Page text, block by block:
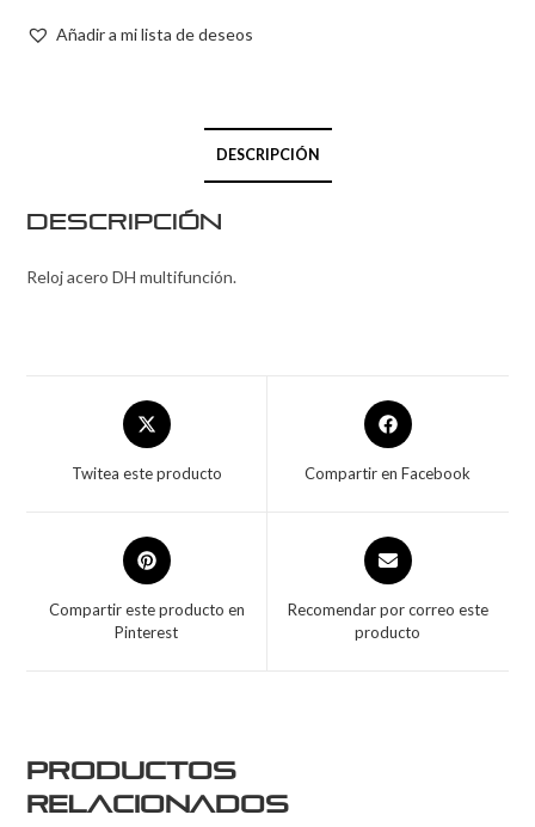
Añadir a mi lista de deseos
DESCRIPCIÓN
Descripción
Reloj acero DH multifunción.
Twitea este producto Compartir en Facebook
Compartir este producto en
Pinterest
Recomendar por correo este
producto
Productos
relacionados